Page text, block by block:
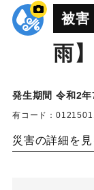
被害
雨
発生期間 令和2
有コード：
災害の詳細を